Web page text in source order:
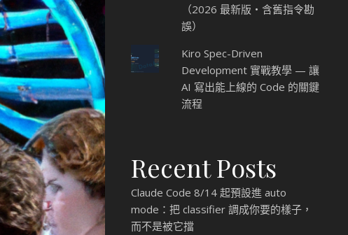
（2026 最新版・含舊指令勘
誤）
Kiro Spec-Driven
Development 實戰教學 — 讓
AI 寫出能上線的 Code 的關鍵
流程
Recent Posts
Claude Code 8/14 起預設進 auto
mode：把 classifier 調成你要的樣子，
而不是被它擋